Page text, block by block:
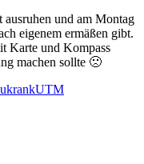
ausruhen und am Montag
eigenem ermäßen gibt.
Karte und Kompass
machen sollte 🙁
UTM